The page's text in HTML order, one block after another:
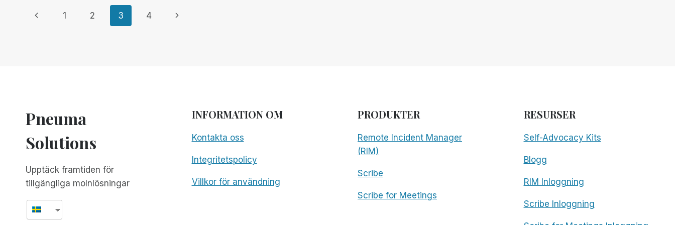
Page
Previous
1 2 3 4
Next
Pneuma
Solutions
Upptäck framtiden för
tillgängliga molnlösningar
INFORMATION OM
Kontakta oss
Integritetspolicy
Villkor för användning
PRODUKTER
Remote Incident Manager
(RIM)
Scribe
Scribe for Meetings
RESURSER
Self-Advocacy Kits
Blogg
RIM Inloggning
Scribe Inloggning